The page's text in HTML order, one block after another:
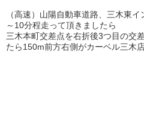
（高速）山陽自動車道路、三木東
～10分程走って頂きましたら
三木本町交差点を右折後3つ目の交
たら150m前方右側がカーベル三木店